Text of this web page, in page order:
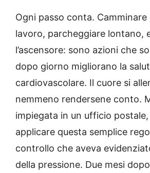
Ogni passo conta. Camminare
lavoro, parcheggiare lontano,
l’ascensore: sono azioni che
dopo giorno migliorano la
cardiovascolare. Il cuore si
nemmeno rendersene conto.
impiegata in un ufficio
applicare questa semplice
controllo che aveva
della pressione. Due mesi